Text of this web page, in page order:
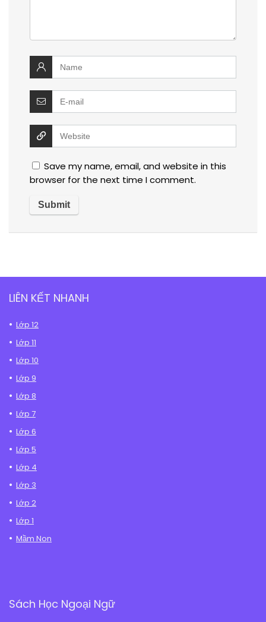
Save my name, email, and website in this
browser for the next time I comment.
LIÊN KẾT NHANH
Lớp 12
Lớp 11
Lớp 10
Lớp 9
Lớp 8
Lớp 7
Lớp 6
Lớp 5
Lớp 4
Lớp 3
Lớp 2
Lớp 1
Mầm Non
Sách Học Ngoại Ngữ